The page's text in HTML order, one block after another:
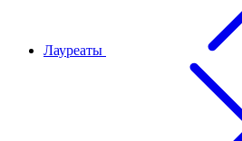
Лауреаты